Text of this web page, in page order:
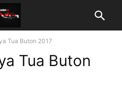
Tua Buton 2017
Tua Buton